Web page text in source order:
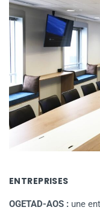
ENTREPRISES
OGETAD-AOS : une